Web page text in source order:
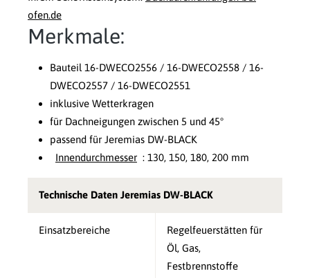
ofen.de
Merkmale:
Bauteil 16-DWECO2556 / 16-DWECO2558 / 16-
DWECO2557 / 16-DWECO2551
inklusive Wetterkragen
für Dachneigungen zwischen 5 und 45°
passend für Jeremias DW-BLACK
Innendurchmesser : 130, 150, 180, 200 mm
Technische Daten Jeremias DW-BLACK
Einsatzbereiche
Regelfeuerstätten für
Öl, Gas,
Festbrennstoffe